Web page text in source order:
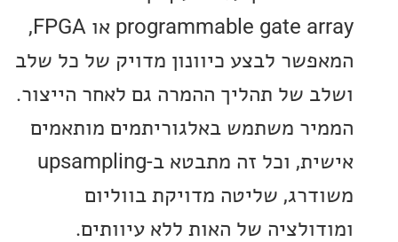
programmable gate array או FPGA,
לבצע כיוונון מדויק של כל שלב
של תהליך ההמרה גם לאחר הייצור.
משתמש באלגוריתמים מותאמים
אישית, וכל זה מתבטא ב-upsampling
שליטה מדויקת בווליום
של האות ללא עיוותים.